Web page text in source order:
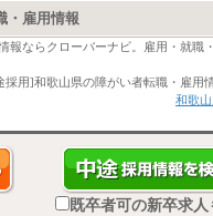
・雇用情報
報ならクローバーナビ。雇用・就職
用]和歌山県の障がい者転職・雇用
和歌
既卒者可の新卒求人